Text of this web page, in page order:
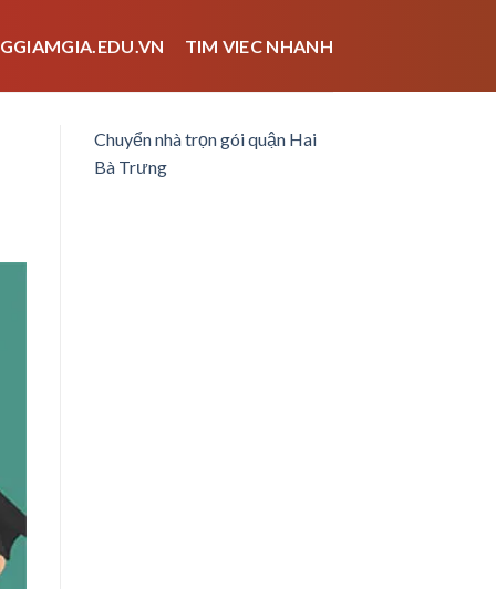
TIM VIEC NHANH
Chuyển nhà trọn gói quận Hai
Bà Trưng